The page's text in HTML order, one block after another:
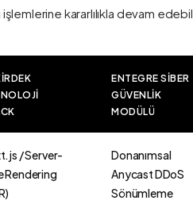
kararlılıkla devam
ENTEGRE SIBER
GÜVENLIK
MODÜLÜ
/ Server-
Rendering
Donanımsal
Anycast DDoS
Sönümleme